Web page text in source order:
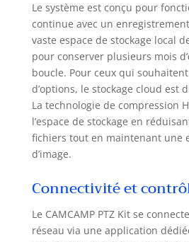
puissiez entendre et
familles ou dissuader
indésirables. Équipé
et de lumières
une vision nocturne en
même la nuit et
jusqu'à 100 pieds. 【
automatique +
une détection PIR
caméra de
le mouvement détecté,
une vidéo et vous
immédiatement une
Le système est conçu pour
continue avec un
vaste espace de stockage local
pour conserver plusieurs mois
boucle. Pour ceux qui
d’options, le stockage cloud est
La technologie de compression
l’espace de stockage en
fichiers tout en maintenant une
d’image.
Connectivité et
Le CAMCAMP PTZ Kit se
réseau via une application